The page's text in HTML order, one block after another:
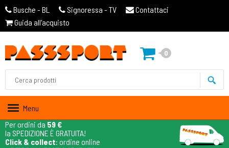
Busche - BL Signoressa - TV
Contattaci
Guida all'acquisto
0
Menu
Per ordini da 59 €
la SPEDIZIONE È GRATUITA!
Click & collect: ordine online